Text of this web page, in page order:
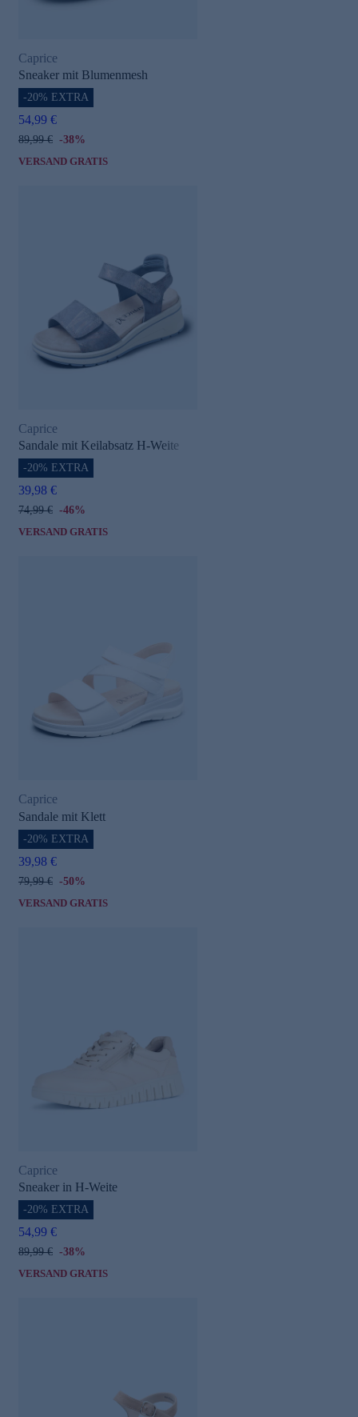
Caprice
Sneaker mit Blumenmesh
-20% EXTRA
54,99 €
89,99 € -38%
VERSAND GRATIS
Caprice
Sandale mit Keilabsatz H-Weite
-20% EXTRA
39,98 €
74,99 € -46%
VERSAND GRATIS
Caprice
Sandale mit Klett
-20% EXTRA
39,98 €
79,99 € -50%
VERSAND GRATIS
Caprice
Sneaker in H-Weite
-20% EXTRA
54,99 €
89,99 € -38%
VERSAND GRATIS